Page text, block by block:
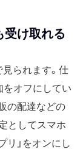
受け取れる
見られます。仕
をオフにしてい
の配達などの
としてスマホ
リ」をオンにし